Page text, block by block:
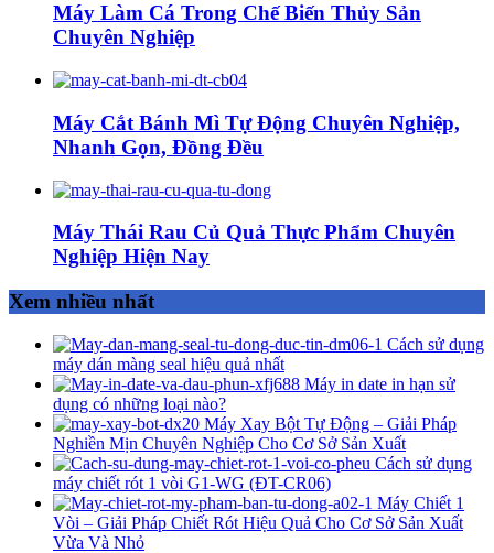
Máy Làm Cá Trong Chế Biến Thủy Sản
Chuyên Nghiệp
Máy Cắt Bánh Mì Tự Động Chuyên Nghiệp,
Nhanh Gọn, Đồng Đều
Máy Thái Rau Củ Quả Thực Phẩm Chuyên
Nghiệp Hiện Nay
Xem nhiều nhất
Cách sử dụng
máy dán màng seal hiệu quả nhất
Máy in date in hạn sử
dụng có những loại nào?
Máy Xay Bột Tự Động – Giải Pháp
Nghiền Mịn Chuyên Nghiệp Cho Cơ Sở Sản Xuất
Cách sử dụng
máy chiết rót 1 vòi G1-WG (ĐT-CR06)
Máy Chiết 1
Vòi – Giải Pháp Chiết Rót Hiệu Quả Cho Cơ Sở Sản Xuất
Vừa Và Nhỏ